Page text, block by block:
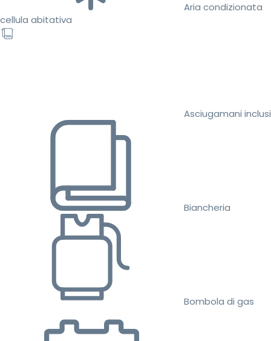
Aria condizionata
cellula abitativa
Asciugamani inclusi
Biancheria
Bombola di gas